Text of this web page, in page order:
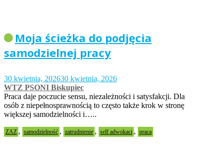
Moja ścieżka do podjęcia
samodzielnej pracy
30 kwietnia, 202630 kwietnia, 2026
WTZ PSONI Biskupiec
Praca daje poczucie sensu, niezależności i satysfakcji. Dla
osób z niepełnosprawnością to często także krok w stronę
większej samodzielności i…..
ZAZ , samodzielność , zatrudnienie , self adwokaci , praca